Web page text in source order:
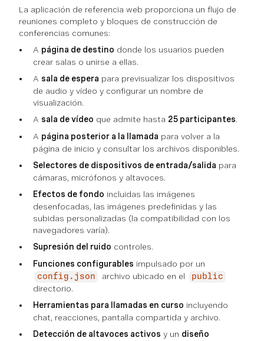
La aplicación de referencia web proporciona un flujo de
reuniones completo y bloques de construcción de
conferencias comunes:
A página de destino donde los usuarios pueden
crear salas o unirse a ellas.
A sala de espera para previsualizar los dispositivos
de audio y vídeo y configurar un nombre de
visualización.
A sala de vídeo que admite hasta 25 participantes.
A página posterior a la llamada para volver a la
página de inicio y consultar los archivos disponibles.
Selectores de dispositivos de entrada/salida para
cámaras, micrófonos y altavoces.
Efectos de fondo incluidas las imágenes
desenfocadas, las imágenes predefinidas y las
subidas personalizadas (la compatibilidad con los
navegadores varía).
Supresión del ruido controles.
Funciones configurables impulsado por un
config.json archivo ubicado en el public
directorio.
Herramientas para llamadas en curso incluyendo
chat, reacciones, pantalla compartida y archivo.
Detección de altavoces activos y un diseño